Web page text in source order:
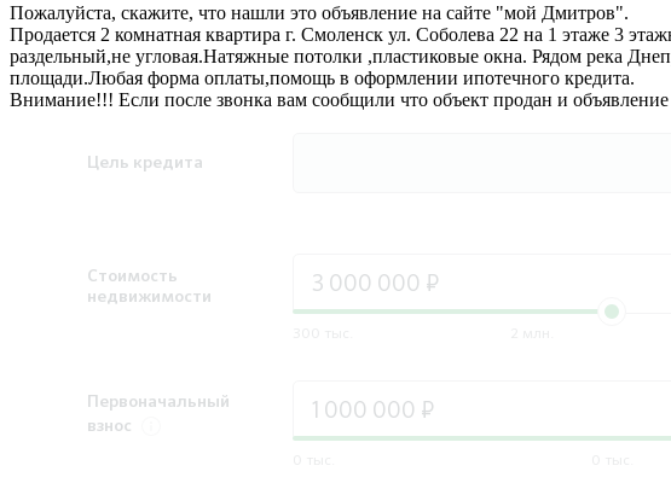
Пожалуйста, скажите, что нашли это объявление на сайте "мой Дмитров".
Продается 2 комнатная квартира г. Смоленск ул. Соболева 22 на 1 этаже 3
раздельный,не угловая.Натяжные потолки ,пластиковые окна. Рядом река
площади.Любая форма оплаты,помощь в оформлении ипотечного кредита.
Внимание!!! Если после звонка вам сообщили что объект продан и
Цель кредита
Стоимость
недвижимости
Первоначальный
взнос